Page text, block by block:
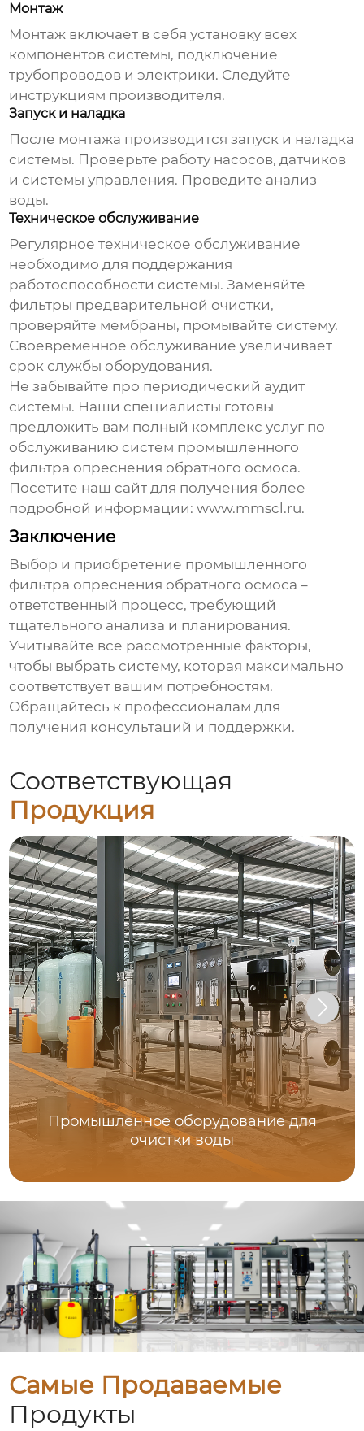
Монтаж
Монтаж включает в себя установку всех
компонентов системы, подключение
трубопроводов и электрики. Следуйте
инструкциям производителя.
Запуск и наладка
После монтажа производится запуск и наладка
системы. Проверьте работу насосов, датчиков
и системы управления. Проведите анализ
воды.
Техническое обслуживание
Регулярное техническое обслуживание
необходимо для поддержания
работоспособности системы. Заменяйте
фильтры предварительной очистки,
проверяйте мембраны, промывайте систему.
Своевременное обслуживание увеличивает
срок службы оборудования.
Не забывайте про периодический аудит
системы. Наши специалисты готовы
предложить вам полный комплекс услуг по
обслуживанию систем промышленного
фильтра опреснения обратного осмоса.
Посетите наш сайт для получения более
подробной информации:www.mmscl.ru.
Заключение
Выбор и приобретение промышленного
фильтра опреснения обратного осмоса –
ответственный процесс, требующий
тщательного анализа и планирования.
Учитывайте все рассмотренные факторы,
чтобы выбрать систему, которая максимально
соответствует вашим потребностям.
Обращайтесь к профессионалам для
получения консультаций и поддержки.
Соответствующая
Продукция
Промышленное оборудование для
очистки воды
Самые Продаваемые
Продукты